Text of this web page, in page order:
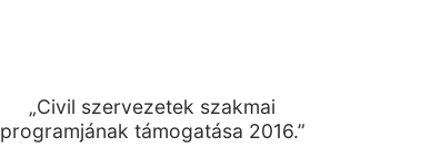
„Civil szervezetek szakmai
programjának támogatása 2016.”